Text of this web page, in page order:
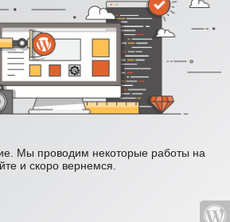
Мы проводим некоторые работы на
и скоро вернемся.